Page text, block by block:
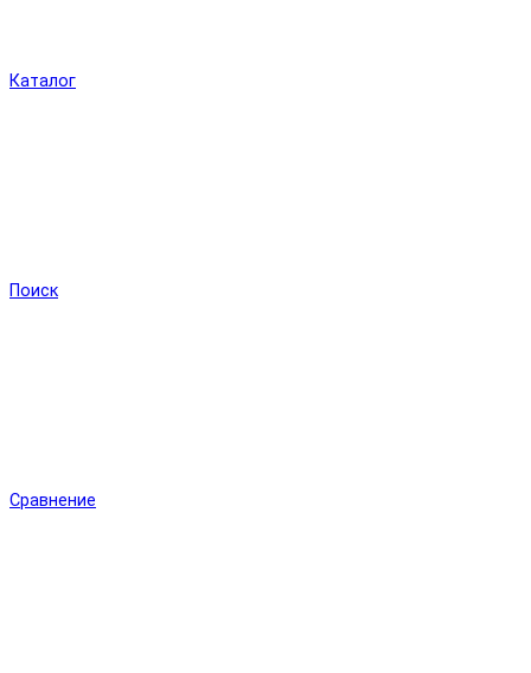
Каталог
Поиск
Сравнение